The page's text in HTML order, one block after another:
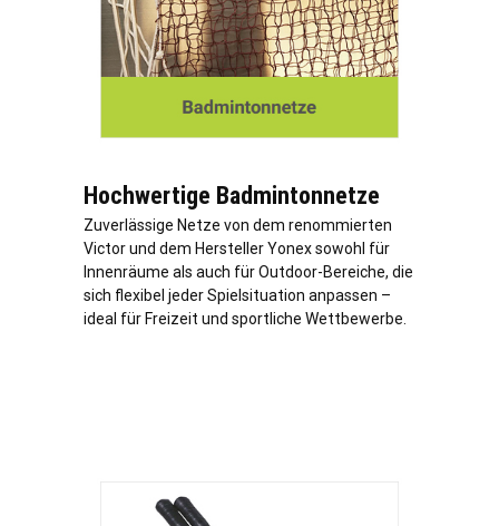
Hochwertige Badmintonnetze
Zuverlässige Netze von dem renommierten
Victor und dem Hersteller Yonex sowohl für
Innenräume als auch für Outdoor-Bereiche, die
sich flexibel jeder Spielsituation anpassen –
ideal für Freizeit und sportliche Wettbewerbe.